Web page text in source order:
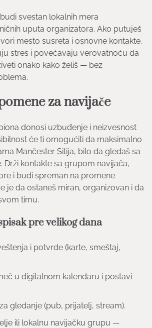
svestan lokalnih mera
uputa organizatora. Ako putuješ
mesto susreta i osnovne kontakte.
stres i povećavaju verovatnoću da
onako kako želiš — bez
za navijače
donosi uzbuđenje i neizvesnost
će ti omogućiti da maksimalno
Mančester Sitija, bilo da gledaš sa
Drži kontakte sa grupom navijača,
i budi spreman na promene
je da ostaneš miran, organizovan i da
timu.
pre velikog dana
i potvrde (karte, smeštaj,
u digitalnom kalendaru i postavi
gledanje (pub, prijatelj, stream).
ili lokalnu navijačku grupu —